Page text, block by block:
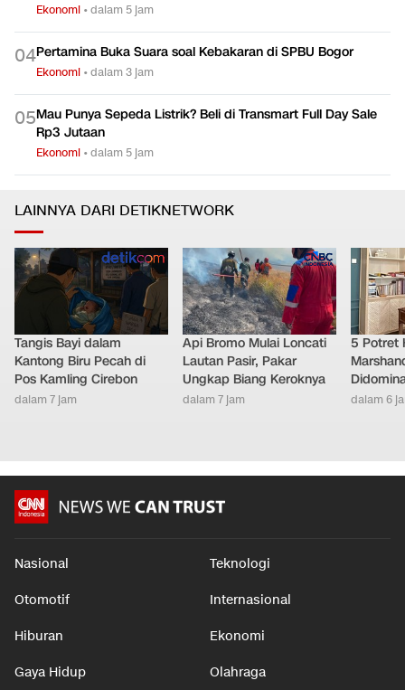
Ekonomi •dalam 5 jam
04Pertamina Buka Suara soal Kebakaran di SPBU Bogor
Ekonomi •dalam 3 jam
05Mau Punya Sepeda Listrik? Beli di Transmart Full Day Sale
Rp3 Jutaan
Ekonomi •dalam 5 jam
LAINNYA DARI DETIKNETWORK
Tangis Bayi dalam
Kantong Biru Pecah di
Pos Kamling Cirebon
dalam 7 jam
Api Bromo Mulai Loncati
Lautan Pasir, Pakar
Ungkap Biang Keroknya
dalam 7 jam
5 Potret
dalam 6
Nasional Teknologi
Otomotif Internasional
Hiburan Ekonomi
Gaya Hidup Olahraga